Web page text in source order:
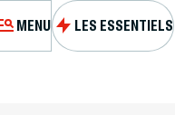
MENU LES ESSENTIELS